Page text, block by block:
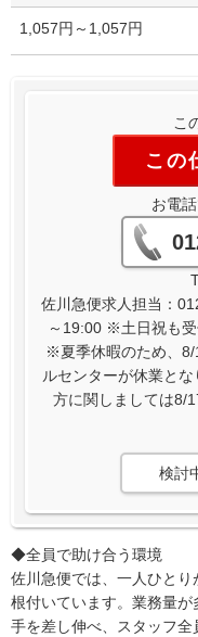
1,057円～1,057円
こ
この
お電
佐川急便求人担当：
～19:00 ※土日祝も
※夏季休暇のため、8/
ルセンターが休業と
方に関しましては8/
検討
◆全員で助け合う環境
佐川急便では、一人ひと
根付いています。業務量
手を差し伸べ、スタッフ